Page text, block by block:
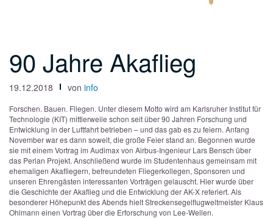
90 Jahre Akaflieg
19.12.2018 von info
Forschen. Bauen. Fliegen. Unter diesem Motto wird am Karlsruher Institut für
Technologie (KIT) mittlerweile schon seit über 90 Jahren Forschung und
Entwicklung in der Luftfahrt betrieben – und das gab es zu feiern. Anfang
November war es dann soweit, die große Feier stand an. Begonnen wurde
sie mit einem Vortrag im Audimax von Airbus-Ingenieur Lars Bensch über
das Perlan Projekt. Anschließend wurde im Studentenhaus gemeinsam mit
ehemaligen Akafliegern, befreundeten Fliegerkollegen, Sponsoren und
unseren Ehrengästen interessanten Vorträgen gelauscht. Hier wurde über
die Geschichte der Akaflieg und die Entwicklung der AK-X referiert. Als
besonderer Höhepunkt des Abends hielt Streckensegelflugweltmeister Klaus
Ohlmann einen Vortrag über die Erforschung von Lee-Wellen.